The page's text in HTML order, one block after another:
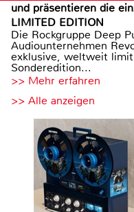
und präsentieren die
LIMITED EDITION
Die Rockgruppe Deep
Audiounternehmen
exklusive, weltweit
Sonderedition...
>> Mehr erfahren
>> Alle anzeigen